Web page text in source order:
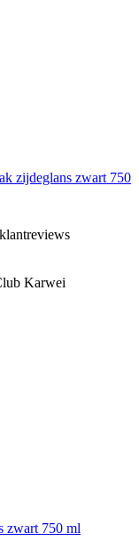
zijdeglans zwart 750
Karwei
zwart 750 ml